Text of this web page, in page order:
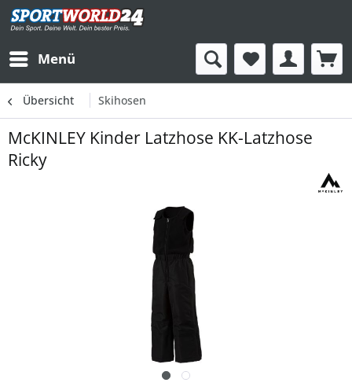
Menü
Übersicht Skihosen
McKINLEY Kinder Latzhose KK-Latzhose
Ricky